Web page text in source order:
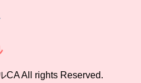
CA All rights Reserved.